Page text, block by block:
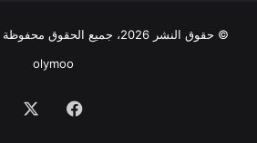
© حقوق النشر 2026، جميع الحقوق محفوظة | تصميم وتطوير شركة
olymoo
فيسبوك